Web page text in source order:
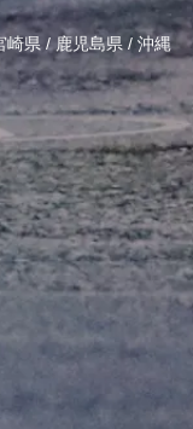
崎県 /鹿児島県 / 沖縄